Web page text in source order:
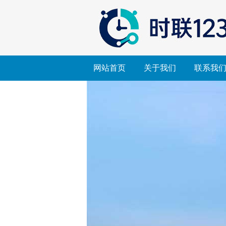
网站首页 关于我们 联系我们